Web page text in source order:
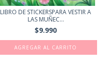
LIBRO DE STICKERSPARA VESTIR A
LAS MUÑEC...
$9.990